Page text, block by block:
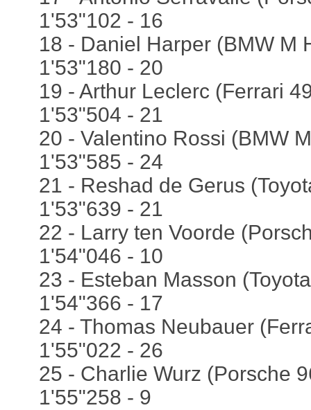
1'53"102 - 16
18 - Daniel Harper (BMW M
1'53"180 - 20
19 - Arthur Leclerc (Ferrari
1'53"504 - 21
20 - Valentino Rossi (BMW
1'53"585 - 24
21 - Reshad de Gerus
1'53"639 - 21
22 - Larry ten Voorde
1'54"046 - 10
23 - Esteban Masson
1'54"366 - 17
24 - Thomas Neubauer
1'55"022 - 26
25 - Charlie Wurz (Porsche
1'55"258 - 9